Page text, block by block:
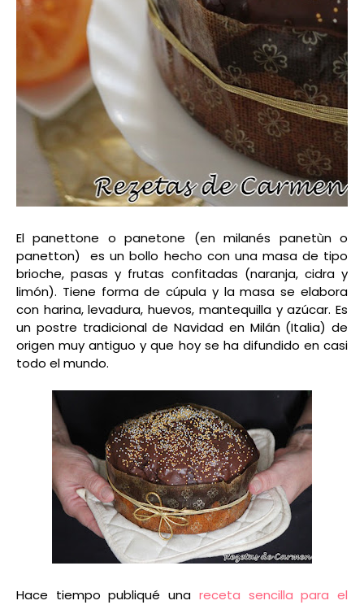
El panettone o panetone (en milanés panetùn o
panetton) es un bollo hecho con una masa de tipo
brioche, pasas y frutas confitadas (naranja, cidra y
limón). Tiene forma de cúpula y la masa se elabora
con harina, levadura, huevos, mantequilla y azúcar. Es
un postre tradicional de Navidad en Milán (Italia) de
origen muy antiguo y que hoy se ha difundido en casi
todo el mundo.
Hace tiempo publiqué una receta sencilla para el